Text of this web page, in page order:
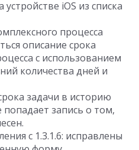
iOS из списка
процесса
описание срока
с использованием
количества дней и
задачи в историю
запись о том,
с 1.3.1.6: исправлены